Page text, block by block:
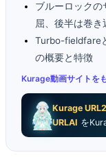
ブルーロック
屈、後半は巻き
Turbo-fieldfare
の概要と特徴
Kurage動画サイトを
Kurage
URLAI を